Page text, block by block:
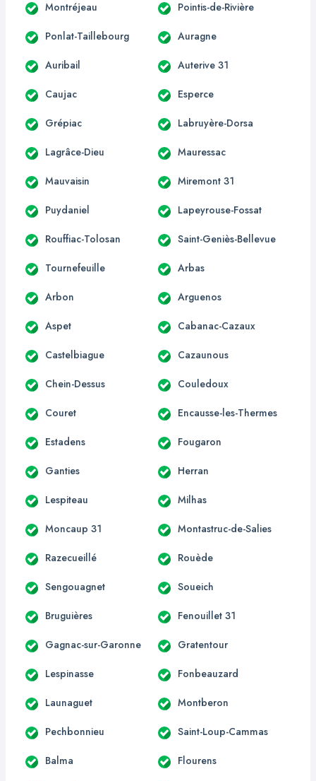
Montréjeau Pointis-de-Rivière
Ponlat-Taillebourg Auragne
Auribail Auterive 31
Caujac Esperce
Grépiac Labruyère-Dorsa
Lagrâce-Dieu Mauressac
Mauvaisin Miremont 31
Puydaniel Lapeyrouse-Fossat
Rouffiac-Tolosan Saint-Geniès-Bellevue
Tournefeuille Arbas
Arbon Arguenos
Aspet Cabanac-Cazaux
Castelbiague Cazaunous
Chein-Dessus Couledoux
Couret Encausse-les-Thermes
Estadens Fougaron
Ganties Herran
Lespiteau Milhas
Moncaup 31 Montastruc-de-Salies
Razecueillé Rouède
Sengouagnet Soueich
Bruguières Fenouillet 31
Gagnac-sur-Garonne Gratentour
Lespinasse Fonbeauzard
Launaguet Montberon
Pechbonnieu Saint-Loup-Cammas
Balma Flourens